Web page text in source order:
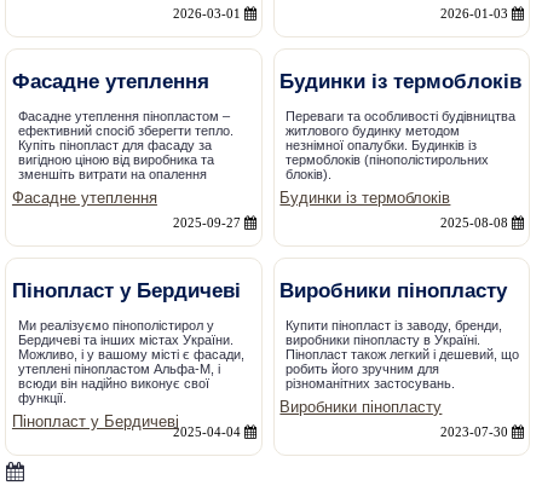
2026-03-01 2026-01-03
Фасадне утеплення
Фасадне утеплення пінопластом –
ефективний спосіб зберегти тепло.
Купіть пінопласт для фасаду за
вигідною ціною від виробника та
зменшіть витрати на опалення
Фасадне утеплення
2025-09-27
Будинки із термоблоків
Переваги та особливості будівництва
житлового будинку методом
незнімної опалубки. Будинків із
термоблоків (пінополістирольних
блоків).
Будинки із термоблоків
2025-08-08
Пінопласт у Бердичеві
Ми реалізуємо пінополістирол у
Бердичеві та інших містах України.
Можливо, і у вашому місті є фасади,
утеплені пінопластом Альфа-М, і
всюди він надійно виконує свої
функції.
Пінопласт у Бердичеві
2025-04-04
Виробники пінопласту
Купити пінопласт із заводу, бренди,
виробники пінопласту в Україні.
Пінопласт також легкий і дешевий, що
робить його зручним для
різноманітних застосувань.
Виробники пінопласту
2023-07-30